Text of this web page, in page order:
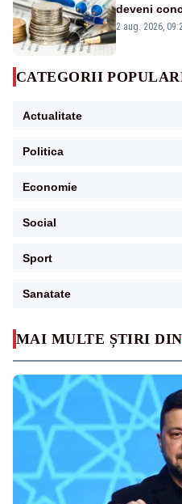
MAI MULTE ȘTIRI DIN
deveni
viitoare?
2 aug. 2026,
CATEGORII
Actualitate
Politica
Economie
Social
Sport
Sanatate